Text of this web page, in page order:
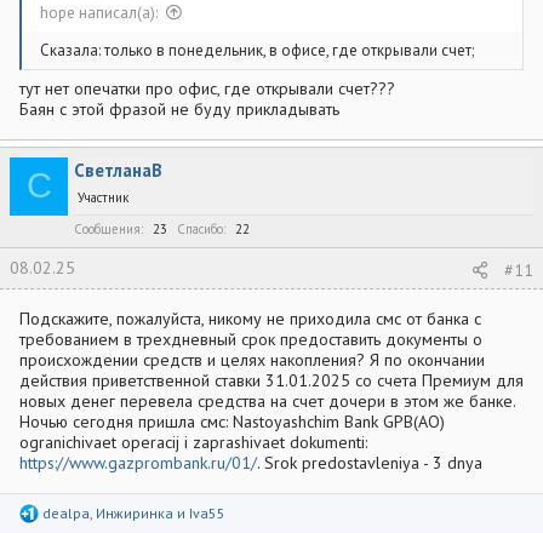
hope написал(а):
Сказала: только в понедельник, в офисе, где открывали счет;
тут нет опечатки про офис, где открывали счет???
Баян с этой фразой не буду прикладывать
С СветланаВ
Участник
Сообщения
23 Спасибо 22
08.02.25 #11
Подскажите, пожалуйста, никому не приходила смс от банка с
требованием в трехдневный срок предоставить документы о
происхождении средств и целях накопления? Я по окончании
действия приветственной ставки 31.01.2025 со счета Премиум для
новых денег перевела средства на счет дочери в этом же банке.
Ночью сегодня пришла смс: Nastoyashchim Bank GPB(AO)
ogranichivaet operacij i zaprashivaet dokumenti:
https://www.gazprombank.ru/01/. Srok predostavleniya - 3 dnya
Р
dealpa Инжиринка и Iva55